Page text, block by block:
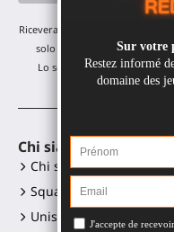
Riceverai i nostri aggiornamenti
solo un'email al mese! Puoi
Lo sconto è valido su tutti i
Chi siamo
Chi siamo?
Squadra
Unisciti a noi